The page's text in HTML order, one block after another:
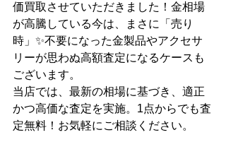
価買取させていただきました！金相場
が高騰している今は、まさに「売り
時」✨不要になった金製品やアクセサ
リーが思わぬ高額査定になるケースも
ございます。
当店では、最新の相場に基づき、適正
かつ高価な査定を実施。1点からでも査
定無料！お気軽にご相談ください。